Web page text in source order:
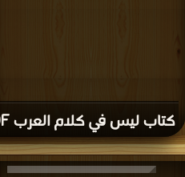
كتاب ليس في كلام العرب PDF